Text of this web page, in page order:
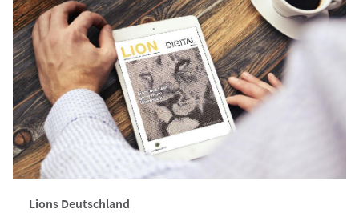
Lions Deutschland